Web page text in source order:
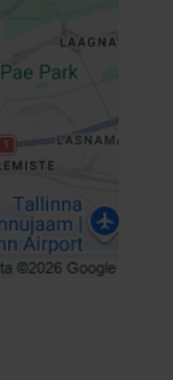
(laius >800 mm)